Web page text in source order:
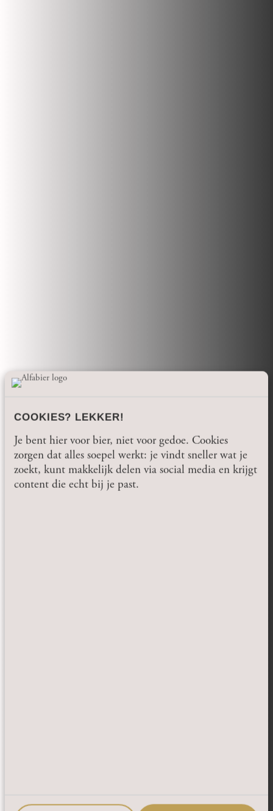
COOKIES? LEKKER!
Je bent hier voor bier, niet voor gedoe. Cookies
zorgen dat alles soepel werkt: je vindt sneller wat je
zoekt, kunt makkelijk delen via social media en krijgt
content die echt bij je past.